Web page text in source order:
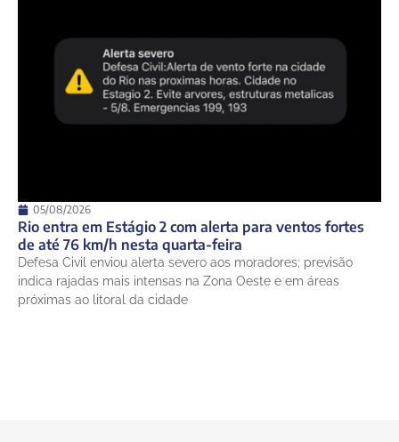
05/08/2026
Rio entra em Estágio 2 com alerta para ventos fortes
de até 76 km/h nesta quarta-feira
Defesa Civil enviou alerta severo aos moradores; previsão
indica rajadas mais intensas na Zona Oeste e em áreas
próximas ao litoral da cidade